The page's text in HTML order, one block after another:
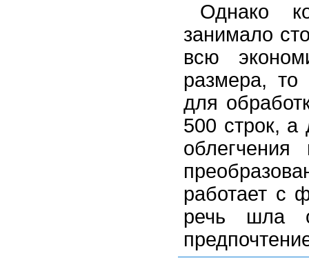
Однако
занимало
всю
размера,
для
500 строк,
работает с
речь шла